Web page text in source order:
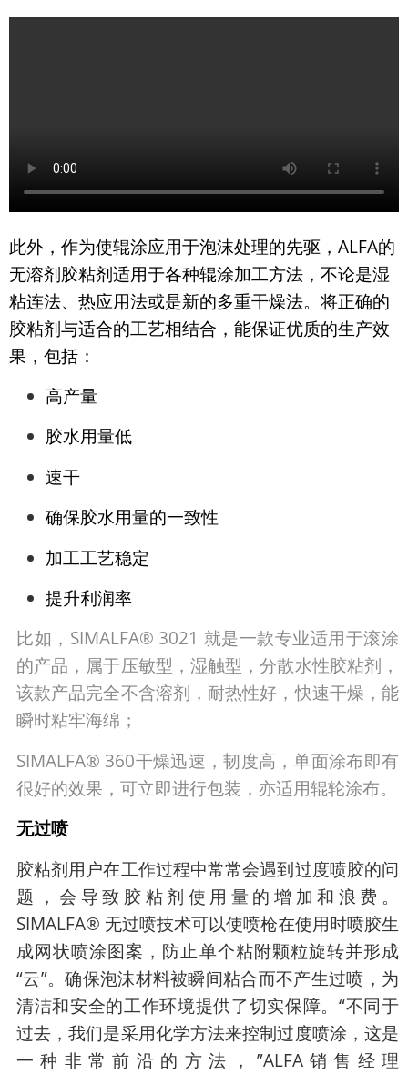
此外，作为使辊涂应用于泡沫处理的先驱， ALFA的
无溶剂胶粘剂适用于各种辊涂加工方法，不论是湿
粘连法、热应用法或是新的多重干燥法。将正确的
胶粘剂与适合的工艺相结合，能保证优质的生产效
果，包括：
高产量
胶水用量低
速干
确保胶水用量的一致性
加工工艺稳定
提升利润率
比如，SIMALFA® 3021 就是一款专业适用于滚涂
的产品，属于压敏型，湿触型，分散水性胶粘剂，
该款产品完全不含溶剂，耐热性好，快速干燥，能
瞬时粘牢海绵；
SIMALFA® 360干燥迅速，韧度高，单面涂布即有
很好的效果，可立即进行包装，亦适用辊轮涂布。
无过喷
胶粘剂用户在工作过程中常常会遇到过度喷胶的问
题，会导致胶粘剂使用量的增加和浪费。
SIMALFA® 无过喷技术可以使喷枪在使用时喷胶生
成网状喷涂图案，防止单个粘附颗粒旋转并形成
“云”。确保泡沫材料被瞬间粘合而不产生过喷，为
清洁和安全的工作环境提供了切实保障。“不同于
过去，我们是采用化学方法来控制过度喷涂，这是
一种非常前沿的方法，”ALFA销售经理